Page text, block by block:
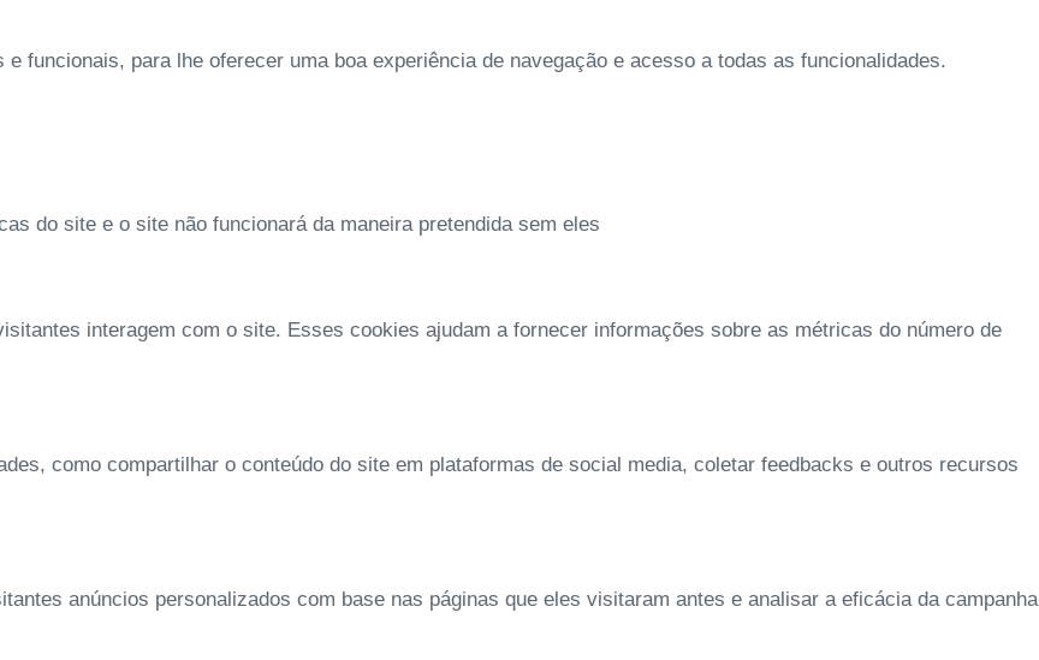
funcionais, para lhe oferecer uma boa experiência de navegação e acesso a todas as funcionalidades.
do site e o site não funcionará da maneira pretendida sem eles
interagem com o site. Esses cookies ajudam a fornecer informações sobre as métricas do número de
como compartilhar o conteúdo do site em plataformas de social media, coletar feedbacks e outros recursos
anúncios personalizados com base nas páginas que eles visitaram antes e analisar a eficácia da campanha